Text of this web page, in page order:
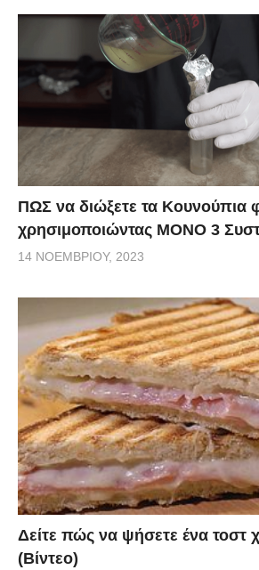
ΠΩΣ να διώξετε τα Κουνούπια
χρησιμοποιώντας ΜΟΝΟ 3
14 ΝΟΕΜΒΡΊΟΥ, 2023
Δείτε πώς να ψήσετε ένα τοστ
(Βίντεο)